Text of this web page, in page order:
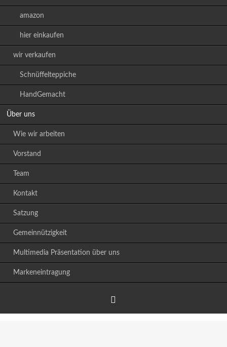
amazon
hier einkaufen
wir verkaufen
Schnüffelteppiche
HandGemacht
Über uns
Wie wir arbeiten
Vorstand
Team
Kontakt
Satzung
Gemeinnützigkeit
Multimedia Präsentation über uns
Markeneintragung